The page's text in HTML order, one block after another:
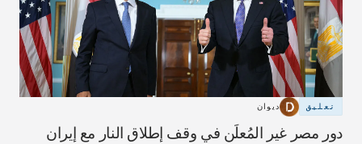
تعليق ديوان
دور مصر غير المُعلَن في وقف إطلاق النار مع إيران